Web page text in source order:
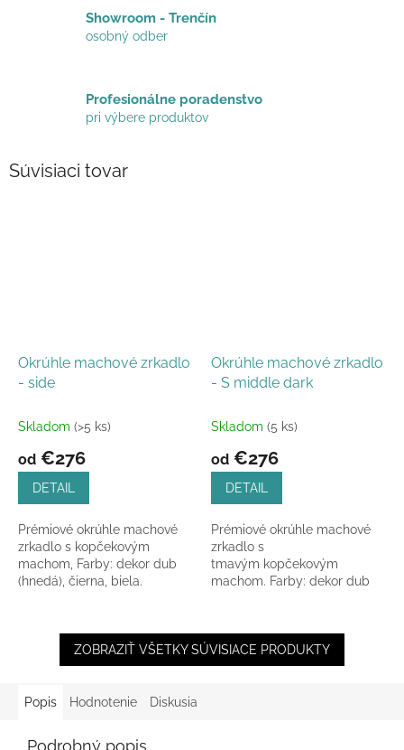
Showroom - Trenčín
osobný odber
Profesionálne poradenstvo
pri výbere produktov
Súvisiaci tovar
Okrúhle machové zrkadlo
- side
Skladom (>5 ks)
od €276
DETAIL
Prémiové okrúhle machové
zrkadlo s kopčekovým
machom, Farby: dekor dub
(hnedá), čierna, biela.
Okrúhle machové zrkadlo
- S middle dark
Skladom (5 ks)
od €276
DETAIL
Prémiové okrúhle machové
zrkadlo s
tmavým kopčekovým
machom. Farby: dekor dub
ZOBRAZIŤ VŠETKY SÚVISIACE PRODUKTY
Popis Hodnotenie Diskusia
Podrobný popis